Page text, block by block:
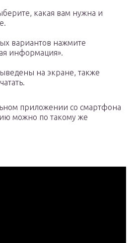
какая вам нужна и
вариантов нажмите
информация».
на экране, также
приложении со смартфона
можно по такому же